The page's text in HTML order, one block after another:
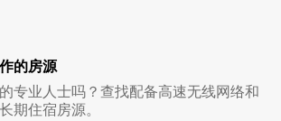
的房源
专业人士吗？查找配备高速无线网络和
期住宿房源。